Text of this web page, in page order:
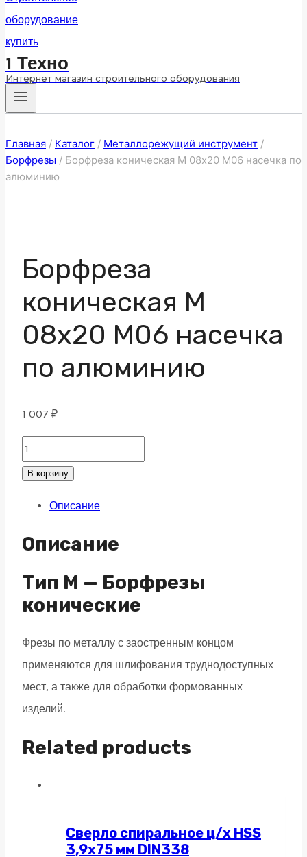
1 Техно
Интернет магазин строительного оборудования
Главная / Каталог / Металлорежущий инструмент /
Борфрезы / Борфреза коническая M 08х20 M06 насечка по
алюминию
Борфреза
коническая M
08х20 M06 насечка
по алюминию
1 007 ₽
Борфреза
коническая
08х20
по
алюминию
В корзину
Описание
Описание
Тип M — Борфрезы
конические
Фрезы по металлу с заостренным концом
применяются для шлифования труднодоступных
мест, а также для обработки формованных
изделий.
Related products
Сверло спиральное ц/х HSS
3,9х75 мм DIN338